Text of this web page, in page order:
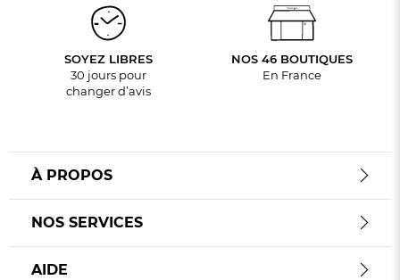
SOYEZ LIBRES
30 jours pour
changer d’avis
NOS 46 BOUTIQUES
En France
À PROPOS
NOS SERVICES
AIDE